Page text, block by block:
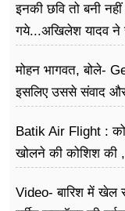
इनकी छवि तो बनी
गये...अखिलेश यादव ने
मोहन भागवत, बोले-
इसलिए उससे संवाद
Batik Air Flight :
खोलने की कोशिश की ,
Video- बारिश में खेल